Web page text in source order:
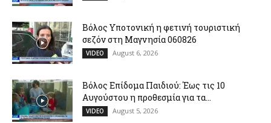
Βόλος Υποτονική η φετινή τουριστική
σεζόν στη Μαγνησία 060826
VIDEO August 6, 2026
Βόλος Επίδομα Παιδιού: Έως τις 10
Αυγούστου η προθεσμία για τα...
VIDEO August 5, 2026